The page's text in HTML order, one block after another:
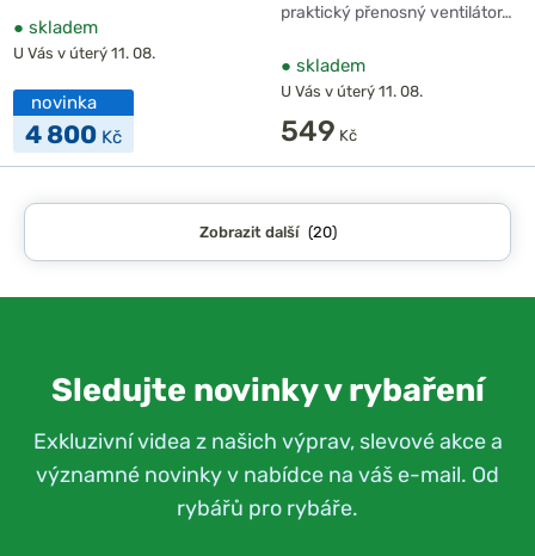
● skladem
U Vás v úterý 11. 08.
novinka
4 800 Kč
praktický přenosný ventilátor…
● skladem
U Vás v úterý 11. 08.
549 Kč
Zobrazit další (20)
Sledujte novinky v rybaření
Exkluzivní videa z našich výprav, slevové akce a
významné novinky v nabídce na váš e-mail. Od
rybářů pro rybáře.